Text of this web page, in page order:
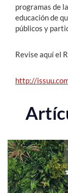
programas de
educación de
públicos y
Revise aquí el
http://